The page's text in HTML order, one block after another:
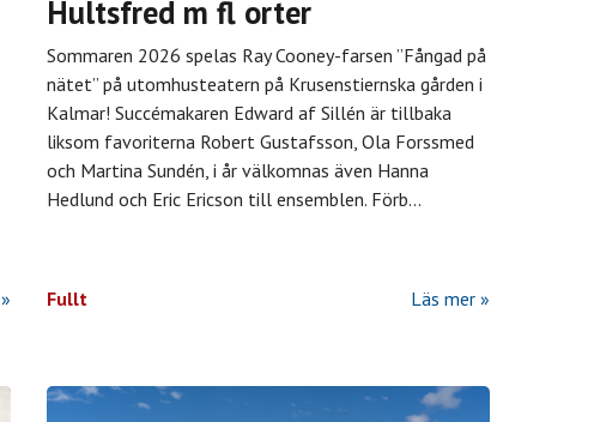
Hultsfred m fl orter
Sommaren 2026 spelas Ray Cooney-farsen ”Fångad på
nätet” på utomhusteatern på Krusenstiernska gården i
Kalmar! Succémakaren Edward af Sillén är tillbaka
liksom favoriterna Robert Gustafsson, Ola Forssmed
och Martina Sundén, i år välkomnas även Hanna
Hedlund och Eric Ericson till ensemblen. Förb...
Fullt Läs mer